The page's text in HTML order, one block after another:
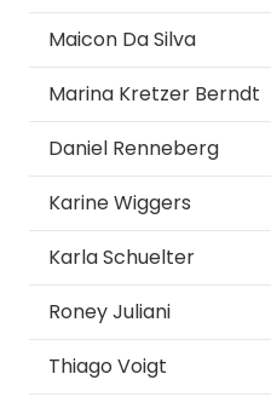
Maicon Da Silva
Marina Kretzer Berndt
Daniel Renneberg
Karine Wiggers
Karla Schuelter
Roney Juliani
Thiago Voigt